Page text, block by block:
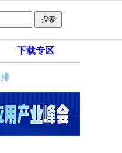
下载专区